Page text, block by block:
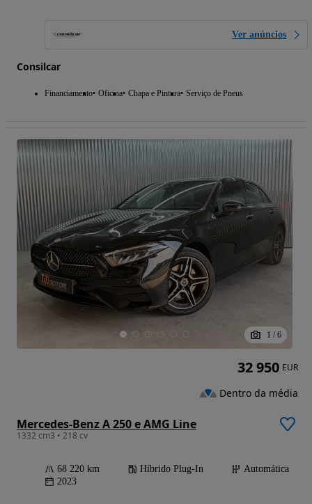
Ver anúncios
Consilcar
Financiamento Oficina Chapa e Pintura Serviço de Pneus
1 / 6
Mercedes-Benz A 250 e AMG Line
1332 cm3 • 218 cv
68 220 km Híbrido Plug-In
Automática
2023
32 950 EUR
Dentro da média